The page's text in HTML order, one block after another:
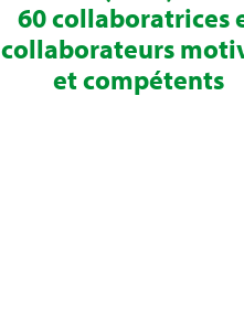
60 collaboratrices
collaborateurs
et compétents